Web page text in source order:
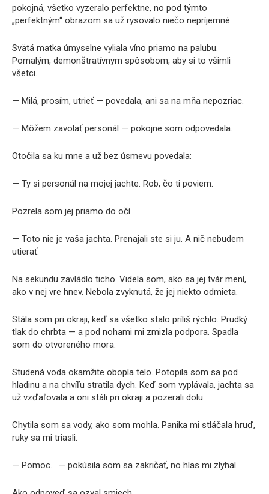
pokojná, všetko vyzeralo perfektne, no pod týmto
„perfektným“ obrazom sa už rysovalo niečo nepríjemné.
Svätá matka úmyselne vyliala víno priamo na palubu.
Pomalým, demonštratívnym spôsobom, aby si to všimli
všetci.
— Milá, prosím, utrieť — povedala, ani sa na mňa nepozriac.
— Môžem zavolať personál — pokojne som odpovedala.
Otočila sa ku mne a už bez úsmevu povedala:
— Ty si personál na mojej jachte. Rob, čo ti poviem.
Pozrela som jej priamo do očí.
— Toto nie je vaša jachta. Prenajali ste si ju. A nič nebudem
utierať.
Na sekundu zavládlo ticho. Videla som, ako sa jej tvár mení,
ako v nej vre hnev. Nebola zvyknutá, že jej niekto odmieta.
Stála som pri okraji, keď sa všetko stalo príliš rýchlo. Prudký
tlak do chrbta — a pod nohami mi zmizla podpora. Spadla
som do otvoreného mora.
Studená voda okamžite obopla telo. Potopila som sa pod
hladinu a na chvíľu stratila dych. Keď som vyplávala, jachta sa
už vzďaľovala a oni stáli pri okraji a pozerali dolu.
Chytila som sa vody, ako som mohla. Panika mi stláčala hruď,
ruky sa mi triasli.
— Pomoc… — pokúsila som sa zakričať, no hlas mi zlyhal.